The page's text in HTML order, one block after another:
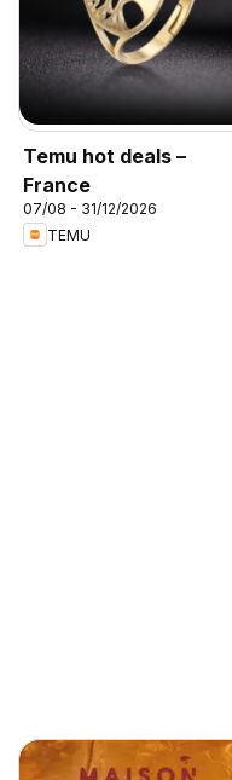
Temu hot deals –
France
07/08 - 31/12/2026
TEMU